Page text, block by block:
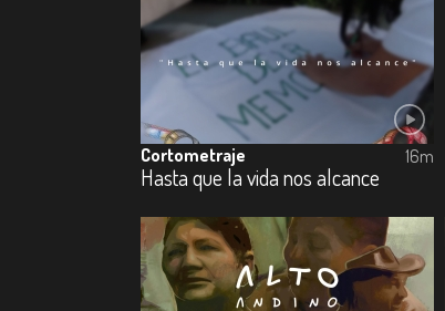
Cortometraje
Hasta que la vida nos alcance
16m